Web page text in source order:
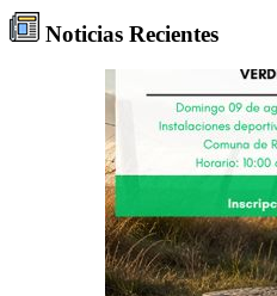
Noticias Recientes